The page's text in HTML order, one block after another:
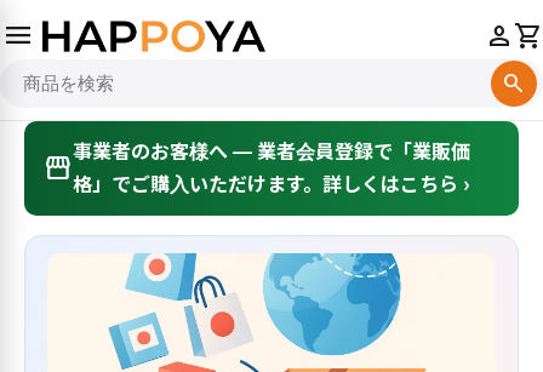
menu
search
personshopping_cart
storefront事業者のお客様へ — 業者会員登録で「業販価
格」でご購入いただけます。詳しくはこちら ›